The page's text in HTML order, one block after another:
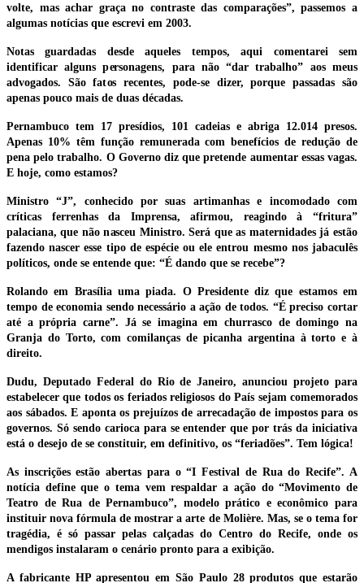
volte, mas achar graça no contraste das comparações”, passemos a
algumas notícias que escrevi em 2003.
Notas guardadas desde aqueles tempos, aqui comentarei sem
identificar alguns personagens, para não “dar trabalho” aos meus
advogados. São fatos recentes, pode-se dizer, porque passadas são
apenas pouco mais de duas décadas.
Pernambuco tem 17 presídios, 101 cadeias e abriga 12.014 presos.
Apenas 10% têm função remunerada com benefícios de redução de
pena pelo trabalho. O Governo diz que pretende aumentar essas vagas.
E hoje, como estamos?
Ministro “J”, conhecido por suas artimanhas e incomodado com
críticas ferrenhas da Imprensa, afirmou, reagindo à “fritura”
palaciana, que não nasceu Ministro. Será que as maternidades já estão
fazendo nascer esse tipo de espécie ou ele entrou mesmo nos jabaculês
políticos, onde se entende que: “É dando que se recebe”?
Rolando em Brasília uma piada. O Presidente diz que estamos em
tempo de economia sendo necessário a ação de todos. “É preciso cortar
até a própria carne”. Já se imagina em churrasco de domingo na
Granja do Torto, com comilanças de picanha argentina à torto e à
direito.
Dudu, Deputado Federal do Rio de Janeiro, anunciou projeto para
estabelecer que todos os feriados religiosos do País sejam comemorados
aos sábados. E aponta os prejuízos de arrecadação de impostos para os
governos. Só sendo carioca para se entender que por trás da iniciativa
está o desejo de se constituir, em definitivo, os “feriadões”. Tem lógica!
As inscrições estão abertas para o “I Festival de Rua do Recife”. A
notícia define que o tema vem respaldar a ação do “Movimento de
Teatro de Rua de Pernambuco”, modelo prático e econômico para
instituir nova fórmula de mostrar a arte de Molière. Mas, se o tema for
tragédia, é só passar pelas calçadas do Centro do Recife, onde os
mendigos instalaram o cenário pronto para a exibição.
A fabricante HP apresentou em São Paulo 28 produtos que estarão